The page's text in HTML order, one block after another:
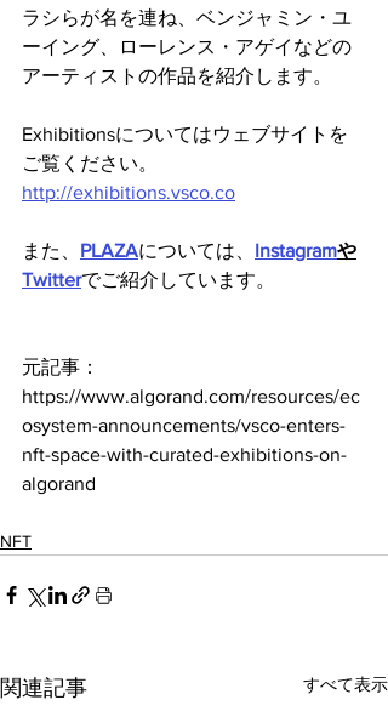
ラシらが名を連ね、ベンジャミン・ユ
ーイング、ローレンス・アゲイなどの
アーティストの作品を紹介します。
Exhibitionsについてはウェブサイトを
ご覧ください。
http://exhibitions.vsco.co
また、 PLAZAについては、 Instagramや
Twitterでご紹介しています。
元記事：
https://www.algorand.com/resources/ec
osystem-announcements/vsco-enters-
nft-space-with-curated-exhibitions-on-
algorand
NFT
関連記事 すべて表示